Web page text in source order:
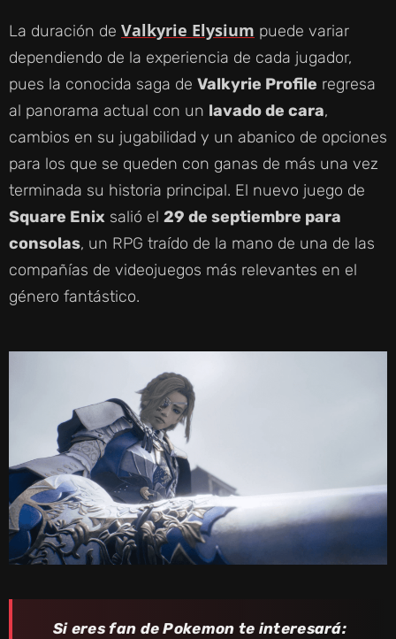
La duración de Valkyrie Elysium puede variar
dependiendo de la experiencia de cada jugador,
pues la conocida saga de Valkyrie Profile regresa
al panorama actual con un lavado de cara,
cambios en su jugabilidad y un abanico de opciones
para los que se queden con ganas de más una vez
terminada su historia principal. El nuevo juego de
Square Enix salió el 29 de septiembre para
consolas, un RPG traído de la mano de una de las
compañías de videojuegos más relevantes en el
género fantástico.
Si eres fan de Pokemon te interesará: